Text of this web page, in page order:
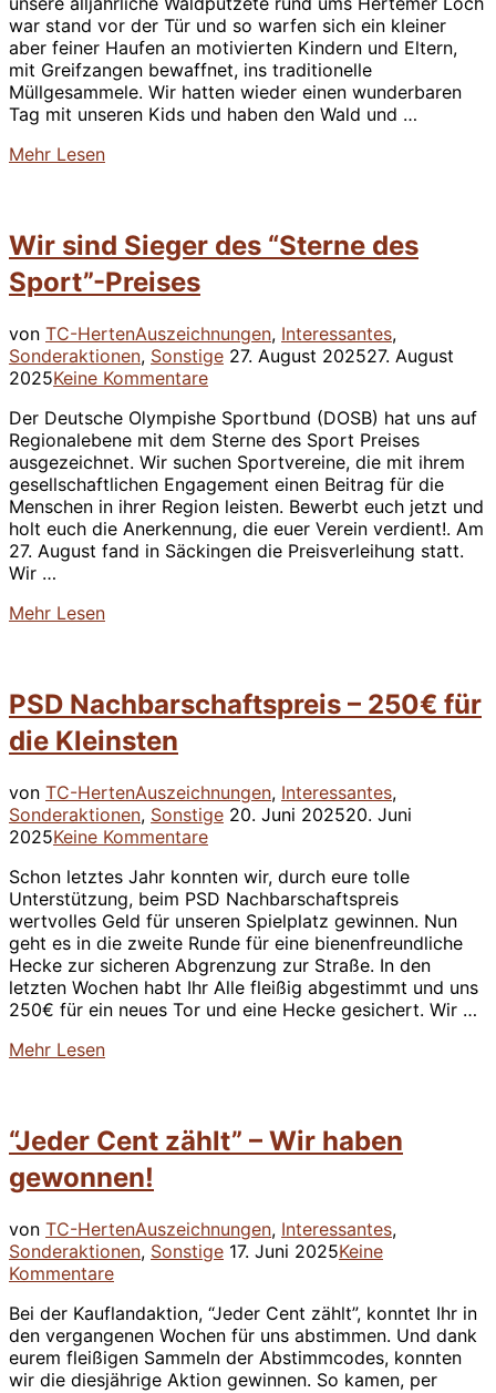
war stand vor der Tür und so warfen sich ein kleiner
aber feiner Haufen an motivierten Kindern und Eltern,
mit Greifzangen bewaffnet, ins traditionelle
Müllgesammele. Wir hatten wieder einen wunderbaren
Tag mit unseren Kids und haben den Wald und …
Mehr über
check✅”
Lesen
Wir sind Sieger des “Sterne des
Sport”-Preises
von TC-HertenAuszeichnungen, Interessantes,
Sonderaktionen, SonstigeVeröffentlicht
27. August 202527. August
2025Keine Kommentare
Der Deutsche Olympishe Sportbund (DOSB) hat uns auf
Regionalebene mit dem Sterne des Sport Preises
ausgezeichnet. Wir suchen Sportvereine, die mit ihrem
gesellschaftlichen Engagement einen Beitrag für die
Menschen in ihrer Region leisten. Bewerbt euch jetzt und
holt euch die Anerkennung, die euer Verein verdient!. Am
27. August fand in Säckingen die Preisverleihung statt.
Wir …
Mehr über
des
“Sterne
des
Preises”
Lesen
PSD Nachbarschaftspreis – 250€ für
die Kleinsten
von TC-HertenAuszeichnungen, Interessantes,
Sonderaktionen, SonstigeVeröffentlicht
20. Juni 202520. Juni
2025Keine Kommentare
Schon letztes Jahr konnten wir, durch eure tolle
Unterstützung, beim PSD Nachbarschaftspreis
wertvolles Geld für unseren Spielplatz gewinnen. Nun
geht es in die zweite Runde für eine bienenfreundliche
Hecke zur sicheren Abgrenzung zur Straße. In den
letzten Wochen habt Ihr Alle fleißig abgestimmt und uns
250€ für ein neues Tor und eine Hecke gesichert. Wir …
Mehr über
250€
für
die
Lesen
“Jeder Cent zählt” – Wir haben
gewonnen!
von TC-HertenAuszeichnungen, Interessantes,
Sonderaktionen, SonstigeVeröffentlicht
17. Juni 2025Keine
Kommentare
Bei der Kauflandaktion, “Jeder Cent zählt”, konntet Ihr in
den vergangenen Wochen für uns abstimmen. Und dank
eurem fleißigen Sammeln der Abstimmcodes, konnten
wir die diesjährige Aktion gewinnen. So kamen, per